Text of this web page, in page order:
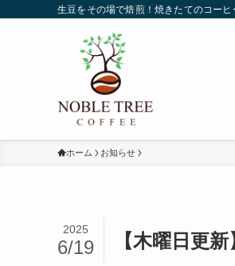
生豆をその場で焙煎！焼きたてのコーヒ
ホーム お知らせ
【木曜日更
2025
6/19